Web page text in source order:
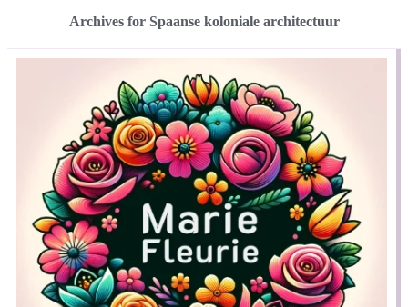
Archives for Spaanse koloniale architectuur